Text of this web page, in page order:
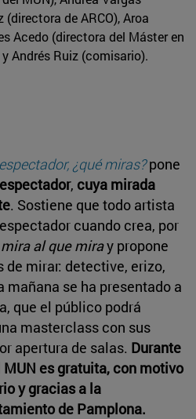
de ARCO), Aroa
Acedo (directora del Máster en
Andrés Ruiz (comisario).
¿qué miras? pone
espectador, cuya mirada
. Sostiene que todo artista
cuando crea, por
mira al que miray propone
mirar: detective, erizo,
mañana se ha presentado a
que el público podrá
masterclass con sus
apertura de salas. Durante
es gratuita, con motivo
y gracias a la
de Pamplona.